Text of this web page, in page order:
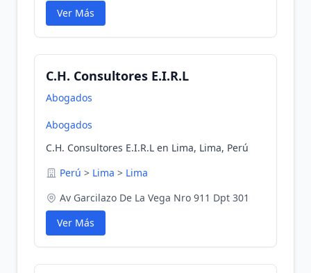
Ver Más
C.H. Consultores E.I.R.L
Abogados
Abogados
C.H. Consultores E.I.R.L en Lima, Lima, Perú
Perú > Lima > Lima
Av Garcilazo De La Vega Nro 911 Dpt 301
Ver Más